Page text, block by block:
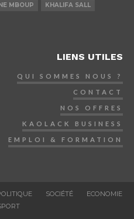
MBOUP
KHALIFA SALL
LIENS UTILES
QUI SOMMES NOUS ?
CONTACT
NOS OFFRES
KAOLACK BUSINESS
EMPLOI & FORMATION
SOCIÉTÉ
ECONOMIE